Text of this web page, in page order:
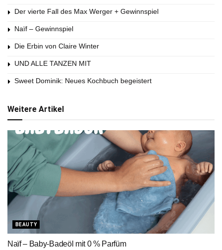
Der vierte Fall des Max Werger + Gewinnspiel
Naïf – Gewinnspiel
Die Erbin von Claire Winter
UND ALLE TANZEN MIT
Sweet Dominik: Neues Kochbuch begeistert
Weitere Artikel
BEAUTY
Naïf – Baby-Badeöl mit 0 % Parfüm